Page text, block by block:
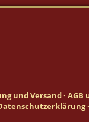
und Versand· AGB
·